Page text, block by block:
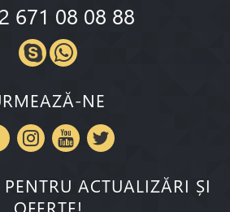
671 08 08 88
NE
ACTUALIZĂRI ȘI
OFERTE!